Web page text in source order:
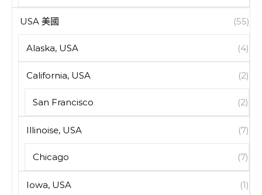
USA 美國 (55)
Alaska, USA (4)
California, USA (2)
San Francisco (2)
Illinoise, USA (7)
Chicago (7)
Iowa, USA (1)